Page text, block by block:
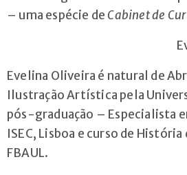
– uma espécie de Cabinet de
Evelina Oliveira é natural de
Ilustração Artística pela
pós-graduação – Especialista
ISEC, Lisboa e curso de
FBAUL.